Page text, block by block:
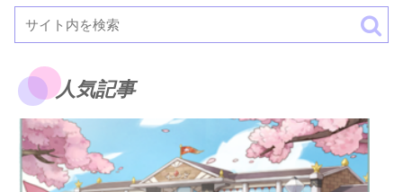
人気記事